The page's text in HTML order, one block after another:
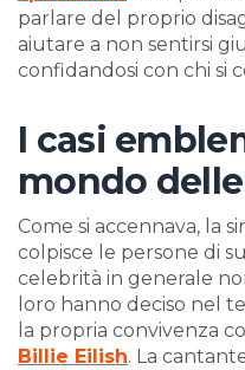
parlare del proprio
aiutare a non sentirsi
confidandosi con chi si
I casi
mondo
Come si accennava, la
colpisce le persone di
celebrità in generale
loro hanno deciso nel
la propria convivenza
Billie Eilish. La